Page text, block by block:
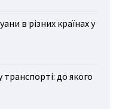
в різних країнах у
до якого